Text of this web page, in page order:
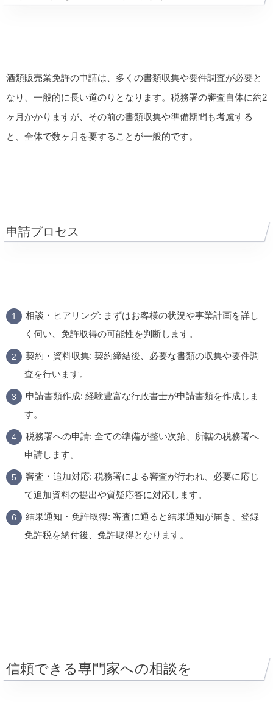
酒類販売業免許の申請は、多くの書類収集や要件調査が必要と
なり、一般的に長い道のりとなります。税務署の審査自体に約2
ヶ月かかりますが、その前の書類収集や準備期間も考慮する
と、全体で数ヶ月を要することが一般的です。
申請プロセス
相談・ヒアリング: まずはお客様の状況や事業計画を詳し
く伺い、免許取得の可能性を判断します。
契約・資料収集: 契約締結後、必要な書類の収集や要件調
査を行います。
申請書類作成: 経験豊富な行政書士が申請書類を作成しま
す。
税務署への申請: 全ての準備が整い次第、所轄の税務署へ
申請します。
審査・追加対応: 税務署による審査が行われ、必要に応じ
て追加資料の提出や質疑応答に対応します。
結果通知・免許取得: 審査に通ると結果通知が届き、登録
免許税を納付後、免許取得となります。
信頼できる専門家への相談を